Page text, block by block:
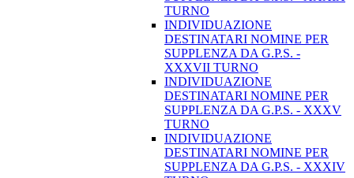
TURNO
INDIVIDUAZIONE
DESTINATARI NOMINE PER
SUPPLENZA DA G.P.S. -
XXXVII TURNO
INDIVIDUAZIONE
DESTINATARI NOMINE PER
SUPPLENZA DA G.P.S. - XXXV
TURNO
INDIVIDUAZIONE
DESTINATARI NOMINE PER
SUPPLENZA DA G.P.S. - XXXIV